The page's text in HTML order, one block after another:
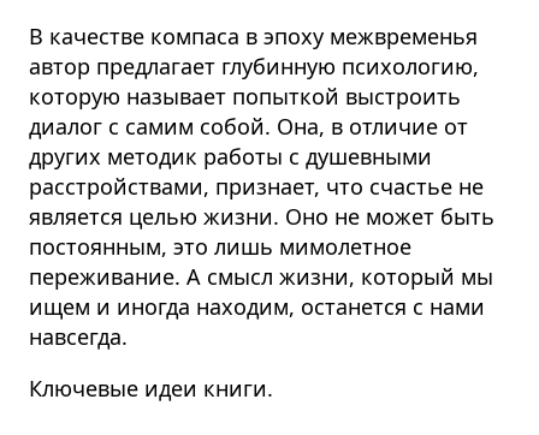
В качестве компаса в эпоху межвременья
автор предлагает глубинную психологию,
которую называет попыткой выстроить
диалог с самим собой. Она, в отличие от
других методик работы с душевными
расстройствами, признает, что счастье не
является целью жизни. Оно не может быть
постоянным, это лишь мимолетное
переживание. А смысл жизни, который мы
ищем и иногда находим, останется с нами
навсегда.
Ключевые идеи книги.